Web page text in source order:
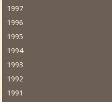
1997
1996
1995
1994
1993
1992
1991